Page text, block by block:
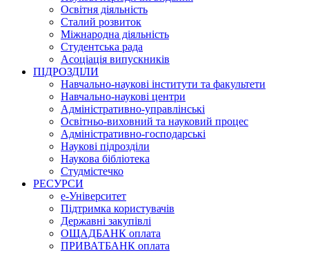
Освітня діяльність
Сталий розвиток
Міжнародна діяльність
Студентська рада
Асоціація випускників
ПІДРОЗДІЛИ
Навчально-наукові інститути та факультети
Навчально-наукові центри
Адміністративно-управлінські
Освітньо-виховний та науковий процес
Адміністративно-господарські
Наукові підрозділи
Наукова бібліотека
Студмістечко
РЕСУРСИ
е-Університет
Підтримка користувачів
Державні закупівлі
ОЩАДБАНК оплата
ПРИВАТБАНК оплата